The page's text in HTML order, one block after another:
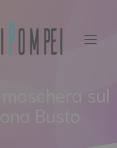
maschera sul